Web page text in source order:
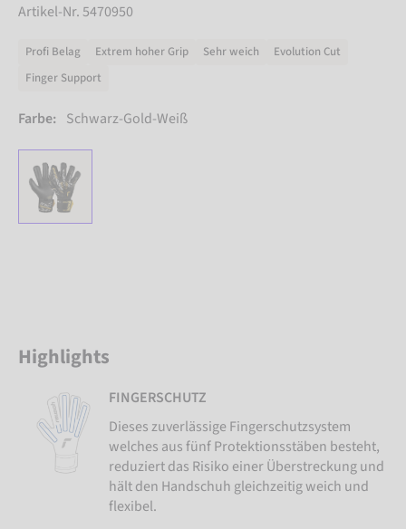
Artikel-Nr. 5470950
Profi Belag Extrem hoher Grip Sehr weich
Evolution Cut
Finger Support
Farbe: Schwarz-Gold-Weiß
Highlights
FINGERSCHUTZ
Dieses zuverlässige Fingerschutzsystem
welches aus fünf Protektionsstäben besteht,
reduziert das Risiko einer Überstreckung und
hält den Handschuh gleichzeitig weich und
flexibel.